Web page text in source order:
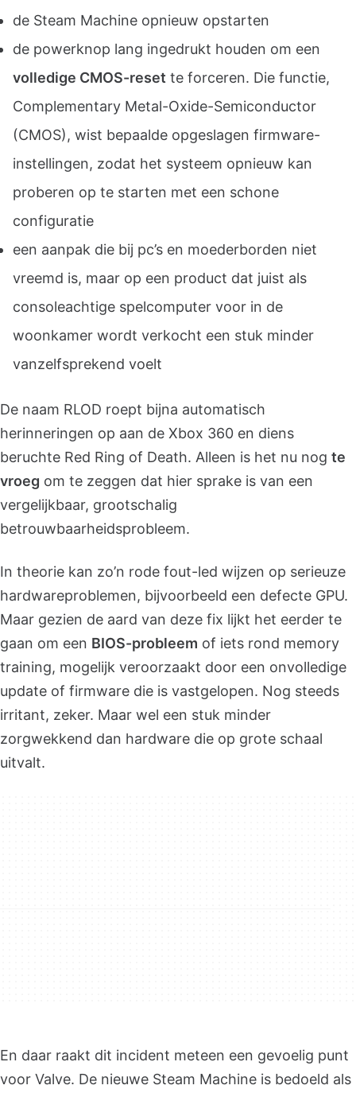
de Steam Machine opnieuw opstarten
de powerknop lang ingedrukt houden om een
volledige CMOS-reset te forceren. Die functie,
Complementary Metal-Oxide-Semiconductor
(CMOS), wist bepaalde opgeslagen firmware-
instellingen, zodat het systeem opnieuw kan
proberen op te starten met een schone
configuratie
een aanpak die bij pc’s en moederborden niet
vreemd is, maar op een product dat juist als
consoleachtige spelcomputer voor in de
woonkamer wordt verkocht een stuk minder
vanzelfsprekend voelt
De naam RLOD roept bijna automatisch
herinneringen op aan de Xbox 360 en diens
beruchte Red Ring of Death. Alleen is het nu nog te
vroeg om te zeggen dat hier sprake is van een
vergelijkbaar, grootschalig
betrouwbaarheidsprobleem.
In theorie kan zo’n rode fout-led wijzen op serieuze
hardwareproblemen, bijvoorbeeld een defecte GPU.
Maar gezien de aard van deze fix lijkt het eerder te
gaan om een BIOS-probleem of iets rond memory
training, mogelijk veroorzaakt door een onvolledige
update of firmware die is vastgelopen. Nog steeds
irritant, zeker. Maar wel een stuk minder
zorgwekkend dan hardware die op grote schaal
uitvalt.
En daar raakt dit incident meteen een gevoelig punt
voor Valve. De nieuwe Steam Machine is bedoeld als